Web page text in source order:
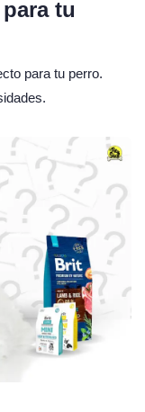
tu
para tu perro.